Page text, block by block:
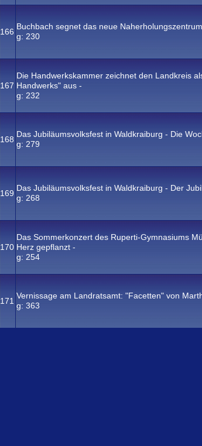
166
Buchbach segnet das neue
g: 230
167
Die Handwerkskammer zeichnet den Landkreis
Handwerks" aus -
g: 232
168
Das Jubiläumsvolksfest in Waldkraiburg - Die
g: 279
169
Das Jubiläumsvolksfest in Waldkraiburg - Der
g: 268
170
Das Sommerkonzert des Ruperti-Gymnasiums
Herz gepflanzt -
g: 254
171
Vernissage am Landratsamt: "Facetten" von
g: 363